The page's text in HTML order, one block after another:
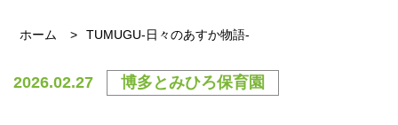
ホーム TUMUGU-日々のあすか物語-
2026.02.27 博多とみひろ保育園